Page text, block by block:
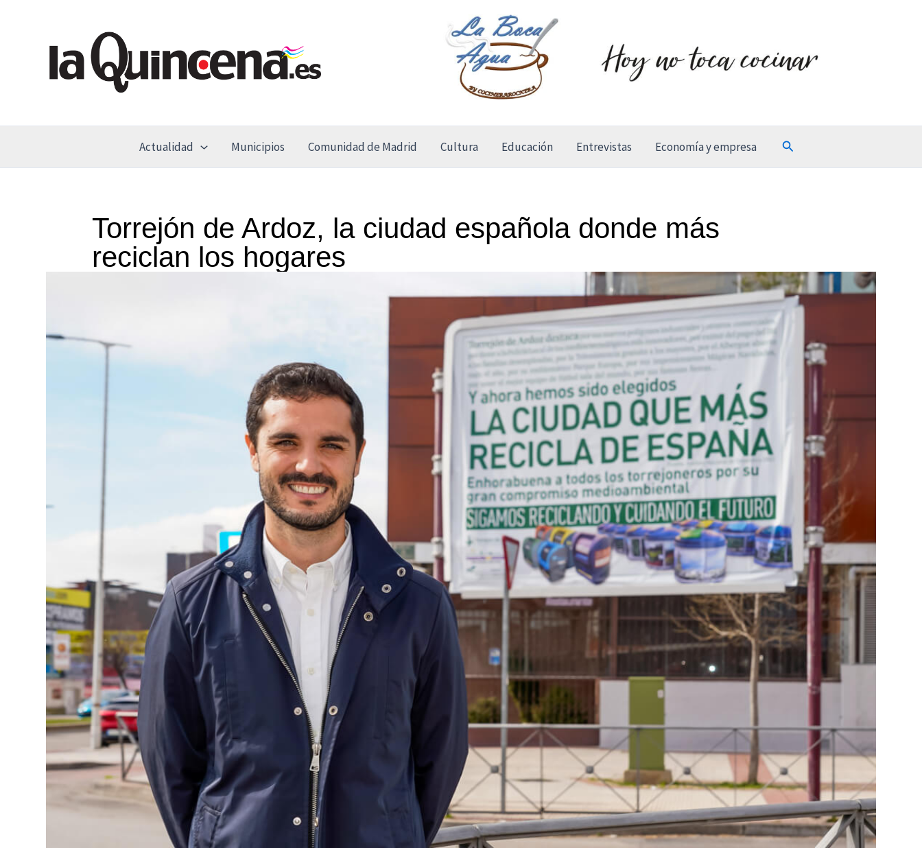
contenido
Actualidad Municipios Comunidad de Madrid Cultura Educación Entrevistas Economía y empresa Buscar
Torrejón de Ardoz, la ciudad española donde más
reciclan los hogares